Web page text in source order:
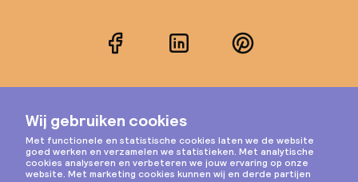
FacebookLinkedInPinterest
Instagram